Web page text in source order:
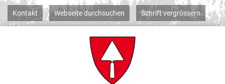
Kontakt Webseite durchsuchen Schrift vergrössern